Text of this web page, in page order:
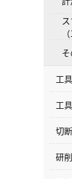
工
工
切
研